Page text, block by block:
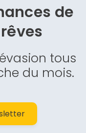
de
tous
du mois.